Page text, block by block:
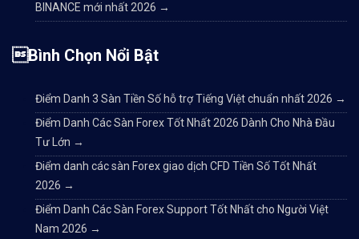
BINANCE mới nhất 2026 →
Bình Chọn Nổi Bật
Điểm Danh 3 Sàn Tiền Số hỗ trợ Tiếng Việt chuẩn nhất 2026 →
Điểm Danh Các Sàn Forex Tốt Nhất 2026 Dành Cho Nhà Đầu
Tư Lớn →
Điểm danh các sàn Forex giao dịch CFD Tiền Số Tốt Nhất
2026 →
Điểm Danh Các Sàn Forex Support Tốt Nhất cho Người Việt
Nam 2026 →